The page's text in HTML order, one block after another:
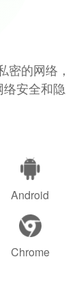
密的网络，
安全和隐
Android
Chrome